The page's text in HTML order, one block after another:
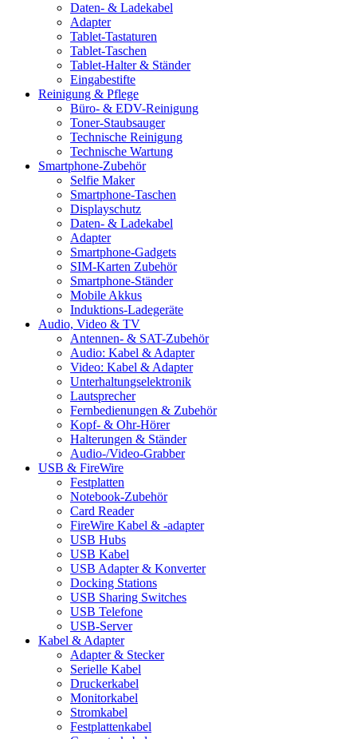
Daten- & Ladekabel
Adapter
Tablet-Tastaturen
Tablet-Taschen
Tablet-Halter & Ständer
Eingabestifte
Reinigung & Pflege
Büro- & EDV-Reinigung
Toner-Staubsauger
Technische Reinigung
Technische Wartung
Smartphone-Zubehör
Selfie Maker
Smartphone-Taschen
Displayschutz
Daten- & Ladekabel
Adapter
Smartphone-Gadgets
SIM-Karten Zubehör
Smartphone-Ständer
Mobile Akkus
Induktions-Ladegeräte
Audio, Video & TV
Antennen- & SAT-Zubehör
Audio: Kabel & Adapter
Video: Kabel & Adapter
Unterhaltungselektronik
Lautsprecher
Fernbedienungen & Zubehör
Kopf- & Ohr-Hörer
Halterungen & Ständer
Audio-/Video-Grabber
USB & FireWire
Festplatten
Notebook-Zubehör
Card Reader
FireWire Kabel & -adapter
USB Hubs
USB Kabel
USB Adapter & Konverter
Docking Stations
USB Sharing Switches
USB Telefone
USB-Server
Kabel & Adapter
Adapter & Stecker
Serielle Kabel
Druckerkabel
Monitorkabel
Stromkabel
Festplattenkabel